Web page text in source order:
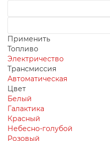
Применить
Топливо
Электричество
Трансмиссия
Автоматическая
Цвет
Белый
Галактика
Красный
Небесно-голубой
Розовый